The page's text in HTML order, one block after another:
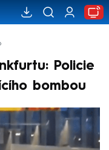
Policie
bombou